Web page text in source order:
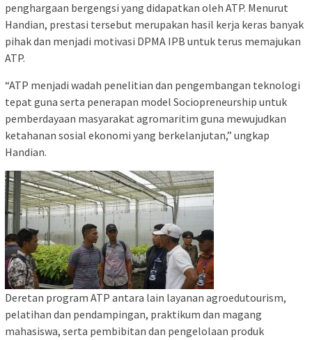
penghargaan bergengsi yang didapatkan oleh ATP. Menurut
Handian, prestasi tersebut merupakan hasil kerja keras banyak
pihak dan menjadi motivasi DPMA IPB untuk terus memajukan
ATP.
“ATP menjadi wadah penelitian dan pengembangan teknologi
tepat guna serta penerapan model Sociopreneurship untuk
pemberdayaan masyarakat agromaritim guna mewujudkan
ketahanan sosial ekonomi yang berkelanjutan,” ungkap
Handian.
Deretan program ATP antara lain layanan agroedutourism,
pelatihan dan pendampingan, praktikum dan magang
mahasiswa, serta pembibitan dan pengelolaan produk